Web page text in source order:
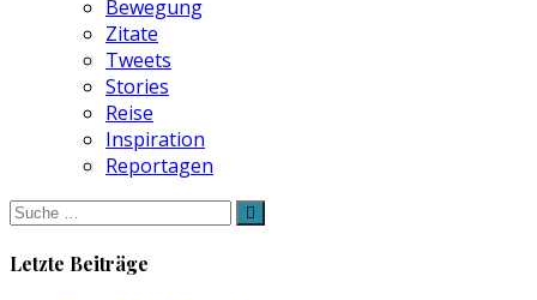
Bewegung
Zitate
Tweets
Stories
Reise
Inspiration
Reportagen
Suche
nach:
Letzte Beiträge